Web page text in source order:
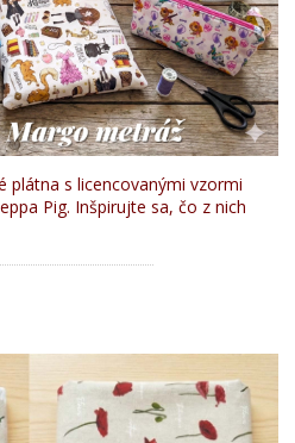
plátna s licencovanými vzormi
Pig. Inšpirujte sa, čo z nich